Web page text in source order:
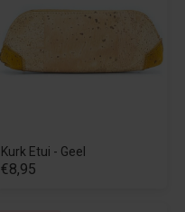
Kurk Etui - Geel
€8,95